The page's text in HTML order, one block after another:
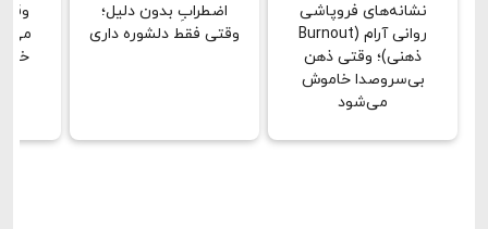
نشانه‌های فروپاشی
روانی آرام (Burnout
ذهنی)؛ وقتی ذهن
بی‌سروصدا خاموش
می‌شود
اضطرابِ بدون دلیل؛
وقتی فقط دلشوره داری
خشن